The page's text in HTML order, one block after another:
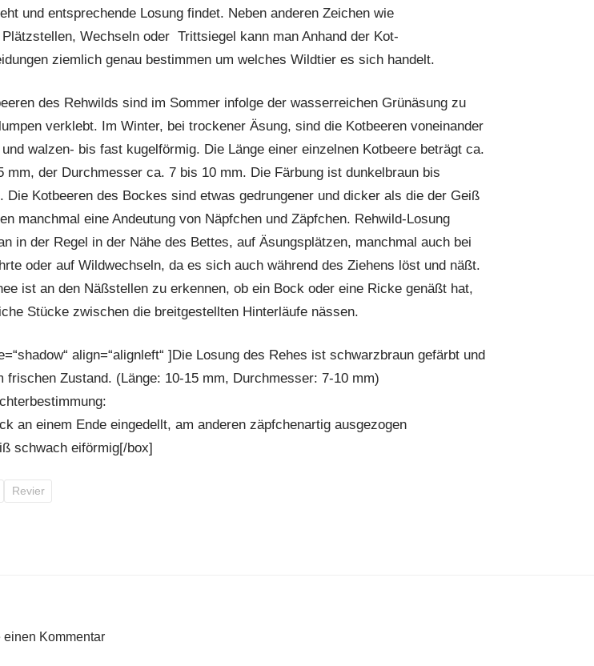
und entsprechende Losung findet. Neben anderen Zeichen wie
Wechseln oder Trittsiegel kann man Anhand der Kot-
ziemlich genau bestimmen um welches Wildtier es sich handelt.
des Rehwilds sind im Sommer infolge der wasserreichen Grünäsung zu
verklebt. Im Winter, bei trockener Äsung, sind die Kotbeeren voneinander
walzen- bis fast kugelförmig. Die Länge einer einzelnen Kotbeere beträgt ca.
mm, der Durchmesser ca. 7 bis 10 mm. Die Färbung ist dunkelbraun bis
Die Kotbeeren des Bockes sind etwas gedrungener und dicker als die der Geiß
manchmal eine Andeutung von Näpfchen und Zäpfchen. Rehwild-Losung
in der Regel in der Nähe des Bettes, auf Äsungsplätzen, manchmal auch bei
oder auf Wildwechseln, da es sich auch während des Ziehens löst und näßt.
ist an den Näßstellen zu erkennen, ob ein Bock oder eine Ricke genäßt hat,
Stücke zwischen die breitgestellten Hinterläufe nässen.
align=“alignleft“ ]Die Losung des Rehes ist schwarzbraun gefärbt und
frischen Zustand. (Länge: 10-15 mm, Durchmesser: 7-10 mm)
an einem Ende eingedellt, am anderen zäpfchenartig ausgezogen
schwach eiförmig[/box]
Revier
einen Kommentar